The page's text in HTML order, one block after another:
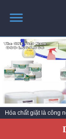
TRANG CHỦ
SẢN PHẨM HÓT
THÔNG TIN VỀ
TIN TỨC
SẢN PHẨM
Hóa chất giặt là công